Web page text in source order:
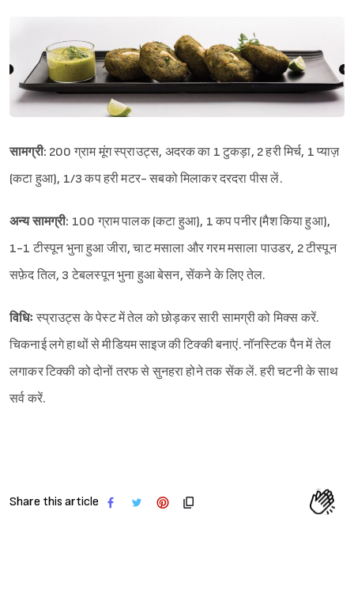
सामग्री: 200 ग्राम मूंग स्प्राउट्स, अदरक का 1 टुकड़ा, 2 हरी मिर्च, 1 प्याज़
(कटा हुआ), 1/3 कप हरी मटर- सबको मिलाकर दरदरा पीस लें.
अन्य सामग्री: 100 ग्राम पालक (कटा हुआ), 1 कप पनीर (मैश किया हुआ),
1-1 टीस्पून भुना हुआ जीरा, चाट मसाला और गरम मसाला पाउडर, 2 टीस्पून
सफ़ेद तिल, 3 टेबलस्पून भुना हुआ बेसन, सेंकने के लिए तेल.
विधिः स्प्राउट्स के पेस्ट में तेल को छोड़कर सारी सामग्री को मिक्स करें.
चिकनाई लगे हाथों से मीडियम साइज की टिक्की बनाएं. नॉनस्टिक पैन में तेल
लगाकर टिक्की को दोनों तरफ से सुनहरा होने तक सेंक लें. हरी चटनी के साथ
सर्व करें.
Share this article